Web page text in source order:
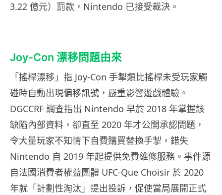
3.22 億元）罰款，Nintendo 已接受裁決。
Joy-Con 漂移問題由來
「搖桿漂移」指 Joy-Con 手掣類比搖桿未受玩家觸
碰時自動出現偏移訊號，嚴重影響遊戲體驗。
DGCCRF 調查指出 Nintendo 早於 2018 年掌握該
缺陷內部資料，卻直至 2020 年才公開承認問題，
令大量玩家不知情下自費購買替換手掣，錯失
Nintendo 自 2019 年起提供免費維修服務。事件源
自法國消費者權益團體 UFC-Que Choisir 於 2020
年就「計劃性淘汰」提出投訴，促使當局展開正式